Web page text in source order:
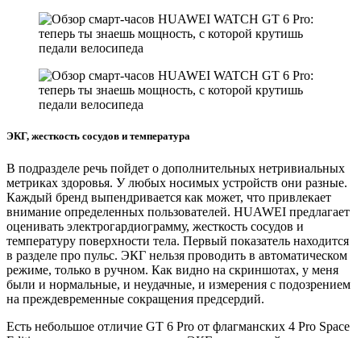
ЭКГ, жесткость сосудов и температура
В подразделе речь пойдет о дополнительных нетривиальных
метриках здоровья. У любых носимых устройств они разные.
Каждый бренд выпендривается как может, что привлекает
внимание определенных пользователей. HUAWEI предлагает
оценивать электрогардиограмму, жесткость сосудов и
температуру поверхности тела. Первый показатель находится
в разделе про пульс. ЭКГ нельзя проводить в автоматическом
режиме, только в ручном. Как видно на скриншотах, у меня
были и нормальные, и неудачные, и измерения с подозрением
на преждевременные сокращения предсердий.
Есть небольшое отличие GT 6 Pro от флагманских 4 Pro Space